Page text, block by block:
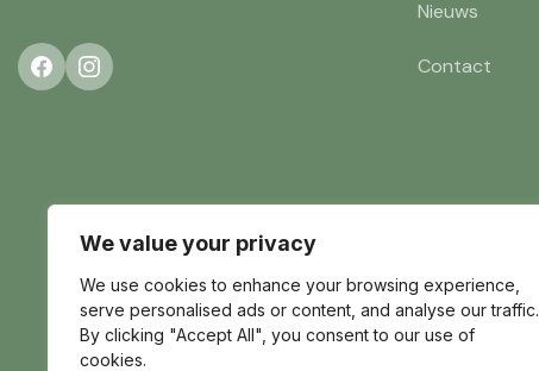
We value your privacy
We use cookies to enhance your browsing experience,
serve personalised ads or content, and analyse our traffic.
By clicking "Accept All", you consent to our use of
cookies.
Nieuws
Contact